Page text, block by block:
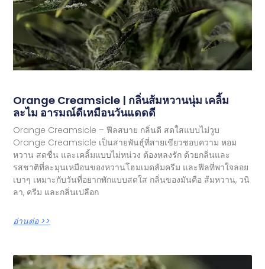
Orange Creamsicle | กลิ่นส้มหวานนุ่ม เคลิ้ม
ละไม อารมณ์ดีเหมือนวันแดดดี
Orange Creamsicle – ฟีลสบาย กลิ่นดี สดใสแบบไม่วูบ
Orange Creamsicle เป็นสายพันธุ์ที่สายเขียวชอบความ หอม
หวาน สดชื่น และเคลิ้มแบบไม่หน่วง ต้องหลงรัก ด้วยกลิ่นและ
รสชาติที่ละมุนเหมือนของหวานโฮมเมดส้มครีม และฟีลที่พาใจลอย
เบาๆ เหมาะกับวันที่อยากพักแบบสดใส กลิ่นของมันคือ ส้มหวาน, วนิ
ลา, ครีม และกลิ่นเปลือก
อ่านต่อ >>